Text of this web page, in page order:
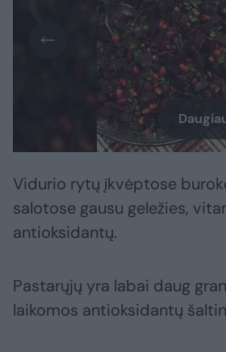
Vidurio rytų įkvėptose
salotose gausu geležies,
antioksidantų.
Pastarųjų yra labai daug
laikomos antioksidantų